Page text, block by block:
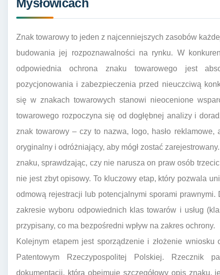
Mysłowicach
Znak towarowy to jeden z najcenniejszych zasobów
budowania jej rozpoznawalności na rynku. W
odpowiednia ochrona znaku towarowego jest
pozycjonowania i zabezpieczenia przed nieuczciwą
się w znakach towarowych stanowi nieocenione
towarowego rozpoczyna się od dogłębnej analizy i
znak towarowy – czy to nazwa, logo, hasło
oryginalny i odróżniający, aby mógł zostać
znaku, sprawdzając, czy nie narusza on praw osób
nie jest zbyt opisowy. To kluczowy etap, który pozwala
odmową rejestracji lub potencjalnymi sporami
zakresie wyboru odpowiednich klas towarów i usług
przypisany, co ma bezpośredni wpływ na zakres ochrony.
Kolejnym etapem jest sporządzenie i złożenie
Patentowym Rzeczypospolitej Polskiej. Rzecznik
dokumentacji, która obejmuje szczegółowy opis znaku,